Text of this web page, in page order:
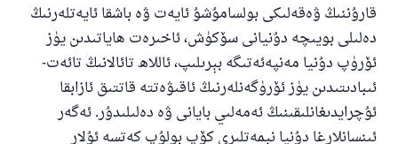
قارۇننىڭ ۋەقەلىكى بولسامۇشۇ ئايەت ۋە باشقا ئايەتلەرنىڭ
دەلىلى بويىچە دۇنيانى سۆكۈش، ئاخىرەت ھاياتىدىن يۈز
ئۆرۈپ دۇنيا مەنپەئەتىگە بېرىلىپ، ئاللاھ تائالانىڭ تائەت-
ئىبادىتىدىن يۈز ئۆرۈگەنلەرنىڭ ئاقىۋەتتە قاتتىق ئازابقا
ئۇچرايدىغانلىقىنىڭ ئەمەلىي بايانى ۋە دەلىلىدۇر. ئەگەر
ئىنسانلارغا دۇنيا نېمەتلىرى كۆپ بولۇپ كەتسە ئۇلار